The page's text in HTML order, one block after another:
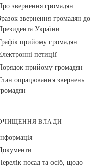
звернення громадян
звернення громадян до
України
прийому громадян
петиції
прийому громадян
опрацювання звернень
ВЛАДИ
посад та осіб, щодо